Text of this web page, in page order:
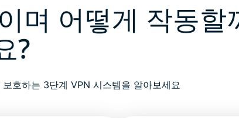
며 어떻게 작동할
?
호하는 3단계 VPN 시스템을 알아보세요